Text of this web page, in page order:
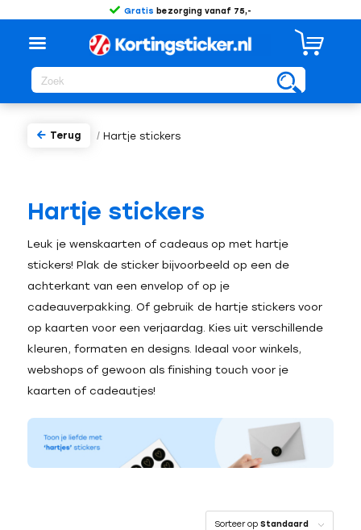
Gratis bezorging vanaf 75,-
/ Hartje stickers
Terug
Hartje stickers
Leuk je wenskaarten of cadeaus op met hartje
stickers! Plak de sticker bijvoorbeeld op een de
achterkant van een envelop of op je
cadeauverpakking. Of gebruik de hartje stickers voor
op kaarten voor een verjaardag. Kies uit verschillende
kleuren, formaten en designs. Ideaal voor winkels,
webshops of gewoon als finishing touch voor je
kaarten of cadeautjes!
Sorteer opStandaard